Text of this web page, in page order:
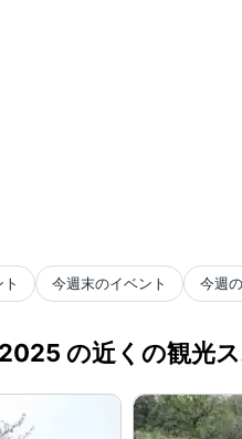
今週末のイベント 今週
の近くの観光